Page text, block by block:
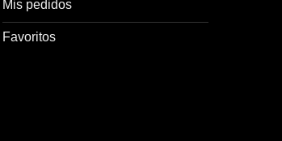
Mis pedidos
Favoritos